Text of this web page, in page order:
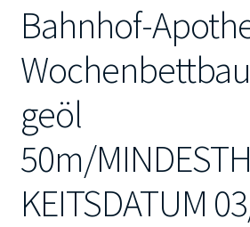
Bahnhof-
geöl
50m/
KEITSDATUM